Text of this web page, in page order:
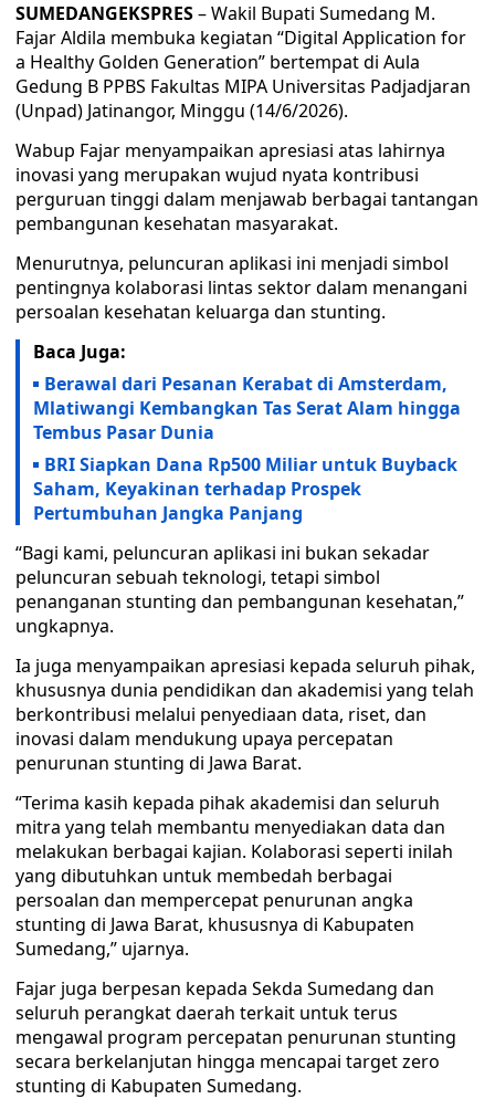
SUMEDANGEKSPRES– Wakil Bupati Sumedang M.
Fajar Aldila membuka kegiatan “Digital Application for
a Healthy Golden Generation” bertempat di Aula
Gedung B PPBS Fakultas MIPA Universitas Padjadjaran
(Unpad) Jatinangor, Minggu (14/6/2026).
Wabup Fajar menyampaikan apresiasi atas lahirnya
inovasi yang merupakan wujud nyata kontribusi
perguruan tinggi dalam menjawab berbagai tantangan
pembangunan kesehatan masyarakat.
Menurutnya, peluncuran aplikasi ini menjadi simbol
pentingnya kolaborasi lintas sektor dalam menangani
persoalan kesehatan keluarga dan stunting.
Baca Juga:
Berawal dari Pesanan Kerabat di Amsterdam,
Mlatiwangi Kembangkan Tas Serat Alam hingga
Tembus Pasar Dunia
BRI Siapkan Dana Rp500 Miliar untuk Buyback
Saham, Keyakinan terhadap Prospek
Pertumbuhan Jangka Panjang
“Bagi kami, peluncuran aplikasi ini bukan sekadar
peluncuran sebuah teknologi, tetapi simbol
penanganan stunting dan pembangunan kesehatan,”
ungkapnya.
Ia juga menyampaikan apresiasi kepada seluruh pihak,
khususnya dunia pendidikan dan akademisi yang telah
berkontribusi melalui penyediaan data, riset, dan
inovasi dalam mendukung upaya percepatan
penurunan stunting di Jawa Barat.
“Terima kasih kepada pihak akademisi dan seluruh
mitra yang telah membantu menyediakan data dan
melakukan berbagai kajian. Kolaborasi seperti inilah
yang dibutuhkan untuk membedah berbagai
persoalan dan mempercepat penurunan angka
stunting di Jawa Barat, khususnya di Kabupaten
Sumedang,” ujarnya.
Fajar juga berpesan kepada Sekda Sumedang dan
seluruh perangkat daerah terkait untuk terus
mengawal program percepatan penurunan stunting
secara berkelanjutan hingga mencapai target zero
stunting di Kabupaten Sumedang.